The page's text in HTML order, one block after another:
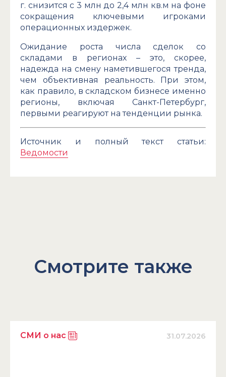
г. снизится с 3 млн до 2,4 млн кв.м на фоне
сокращения ключевыми игроками
операционных издержек.
Ожидание роста числа сделок со
складами в регионах – это, скорее,
надежда на смену наметившегося тренда,
чем объективная реальность. При этом,
как правило, в складском бизнесе именно
регионы, включая Санкт-Петербург,
первыми реагируют на тенденции рынка.
Источник и полный текст статьи:
Ведомости
Смотрите также
СМИ о нас 31.07.2026